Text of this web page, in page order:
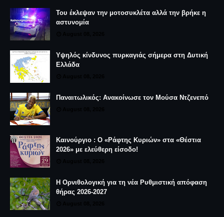
Του έκλεψαν την μοτοσυκλέτα αλλά την βρήκε η
αστυνομία
Υψηλός κίνδυνος πυρκαγιάς σήμερα στη Δυτική
Ελλάδα
Παναιτωλικός: Ανακοίνωσε τον Μούσα Ντζενεπό
Καινούργιο : Ο «Ράφτης Κυριών» στα «Θέστια
2026» με ελεύθερη είσοδο!
Η Ορνιθολογική για τη νέα Ρυθμιστική απόφαση
θήρας 2026-2027